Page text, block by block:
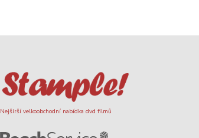
Nejširší velkoobchodní nabídka dvd filmů